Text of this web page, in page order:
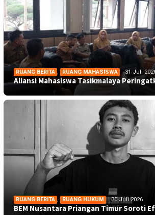
RUANG BERITA , RUANG MAHASISWA 31 Juli
Aliansi Mahasiswa Tasikmalaya
RUANG BERITA , RUANG HUKUM 30 Juli 2026
BEM Nusantara Priangan Timur Soroti